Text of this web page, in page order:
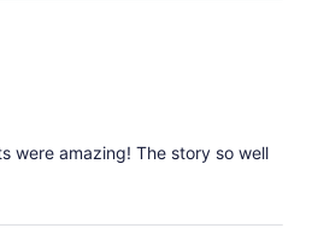
were amazing! The story so well